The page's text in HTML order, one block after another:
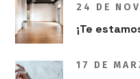
24 DE
¡Te
17 DE